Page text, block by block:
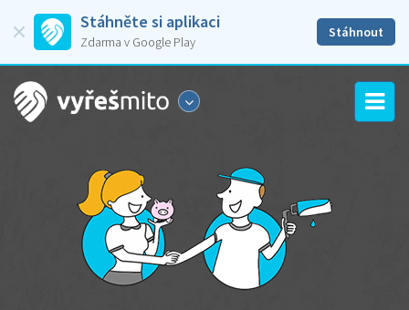
Stáhněte si aplikaci
Zdarma v Google Play
Stáhnout